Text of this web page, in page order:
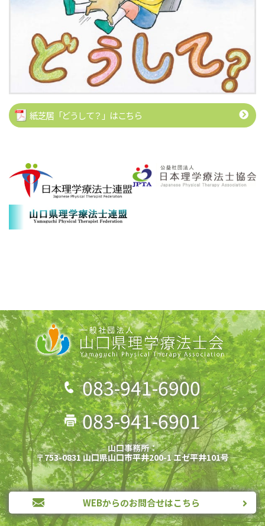
紙芝居「どうして？」はこちら
083-941-6900
083-941-6901
山口事務所：
〒753-0831 山口県山口市平井200-1 エゼ平井101号
WEBからのお問合せはこちら